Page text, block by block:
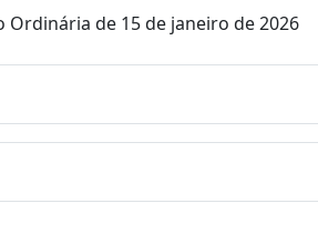
Ordinária de 15 de janeiro de 2026